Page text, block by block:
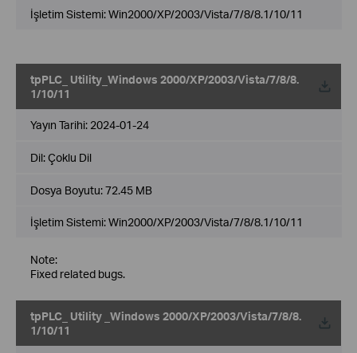
İşletim Sistemi: Win2000/XP/2003/Vista/7/8/8.1/10/11
tpPLC_ Utility_Windows 2000/XP/2003/Vista/7/8/8.
1/10/11
Yayın Tarihi: 2024-01-24
Dil:Çoklu Dil
Dosya Boyutu:72.45 MB
İşletim Sistemi: Win2000/XP/2003/Vista/7/8/8.1/10/11
Note:
Fixed related bugs.
tpPLC_ Utility _Windows 2000/XP/2003/Vista/7/8/8.
1/10/11